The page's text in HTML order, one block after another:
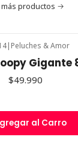
productos
| Peluches & Amor
Gigante
$49.990
al Carro